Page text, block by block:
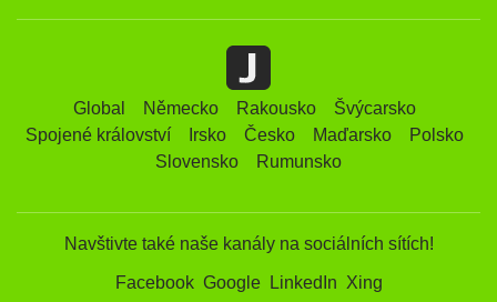
Global Německo Rakousko
Švýcarsko
Spojené království
Irsko Česko Maďarsko
Polsko
Slovensko
Rumunsko
Navštivte také naše kanály na sociálních sítích!
Facebook Google LinkedIn Xing